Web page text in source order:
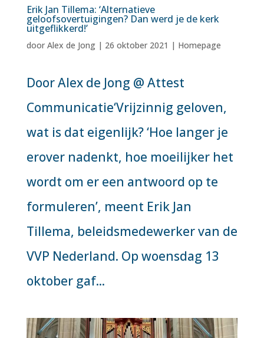
Erik Jan Tillema: ‘Alternatieve
geloofsovertuigingen? Dan werd je de kerk
uitgeflikkerd!’
door Alex de Jong| 26 oktober 2021 | Homepage
Door Alex de Jong @ Attest
Communicatie‘Vrijzinnig geloven,
wat is dat eigenlijk? ‘Hoe langer je
erover nadenkt, hoe moeilijker het
wordt om er een antwoord op te
formuleren’, meent Erik Jan
Tillema, beleidsmedewerker van de
VVP Nederland. Op woensdag 13
oktober gaf...